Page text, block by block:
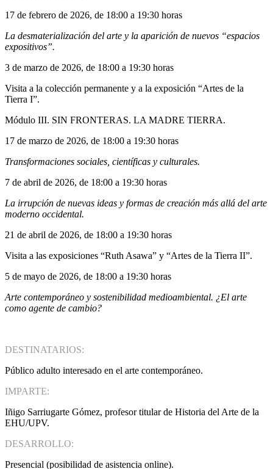
17 de febrero de 2026, de 18:00 a 19:30 horas
La desmaterialización del arte y la aparición de nuevos “espacios
expositivos”.
3 de marzo de 2026, de 18:00 a 19:30 horas
Visita a la colección permanente y a la exposición “Artes de la
Tierra I”.
Módulo III. SIN FRONTERAS. LA MADRE TIERRA.
17 de marzo de 2026, de 18:00 a 19:30 horas
Transformaciones sociales, científicas y culturales.
7 de abril de 2026, de 18:00 a 19:30 horas
La irrupción de nuevas ideas y formas de creación más allá del arte
moderno occidental.
21 de abril de 2026, de 18:00 a 19:30 horas
Visita a las exposiciones “Ruth Asawa” y “Artes de la Tierra II”.
5 de mayo de 2026, de 18:00 a 19:30 horas
Arte contemporáneo y sostenibilidad medioambiental. ¿El arte
como agente de cambio?
DESTINATARIOS:
Público adulto interesado en el arte contemporáneo.
IMPARTE:
Iñigo Sarriugarte Gómez, profesor titular de Historia del Arte de la
EHU/UPV.
DESARROLLO:
Presencial (posibilidad de asistencia online).